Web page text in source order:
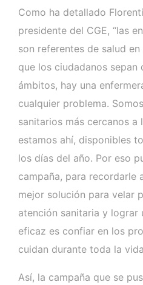
Como ha detallado
presidente del CGE, “las
son referentes de salud
que los ciudadanos sepan
ámbitos, hay una
cualquier problema.
sanitarios más cercanos a
estamos ahí, disponibles
los días del año. Por eso
campaña, para recordarle
mejor solución para velar
atención sanitaria y lograr
eficaz es confiar en los
cuidan durante toda la
Así, la campaña que se